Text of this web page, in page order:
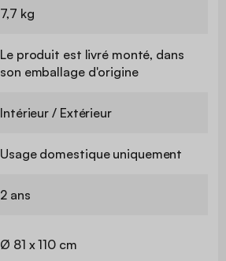
7,7 kg
Le produit est livré monté, dans
son emballage d'origine
Intérieur / Extérieur
Usage domestique uniquement
2 ans
Ø 81 x 110 cm